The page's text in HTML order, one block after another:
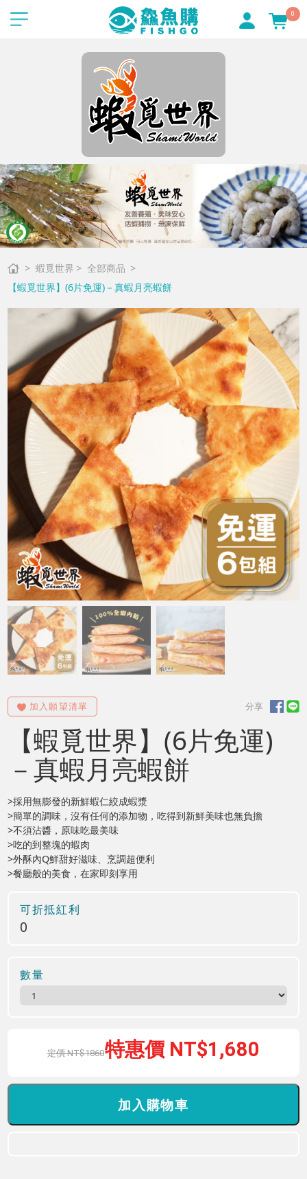
0
蝦覓世界
全部商品
【蝦覓世界】(6片免運)－真蝦月亮蝦餅
【蝦覓世界】(6片免運)
－真蝦月亮蝦餅
>採用無膨發的新鮮蝦仁絞成蝦漿
>簡單的調味，沒有任何的添加物，吃得到新鮮美味也無負擔
>不須沾醬，原味吃最美味
>吃的到整塊的蝦肉
>外酥內Q鮮甜好滋味、烹調超便利
>餐廳般的美食，在家即刻享用
可折抵紅利
0
數量
1860 1,680